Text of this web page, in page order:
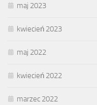
maj 2023
kwiecień 2023
maj 2022
kwiecień 2022
marzec 2022